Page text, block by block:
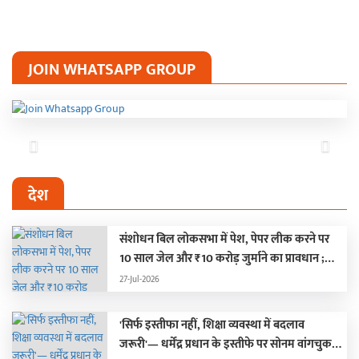
JOIN WHATSAPP GROUP
Previous
Next
देश
संशोधन बिल लोकसभा में पेश, पेपर लीक करने पर
10 साल जेल और ₹10 करोड़ जुर्माने का प्रावधान ;
हंगामे के कारण दोनों सदन स्थगित
27-Jul-2026
'सिर्फ इस्तीफा नहीं, शिक्षा व्यवस्था में बदलाव
जरूरी'— धर्मेंद्र प्रधान के इस्तीफे पर सोनम वांगचुक